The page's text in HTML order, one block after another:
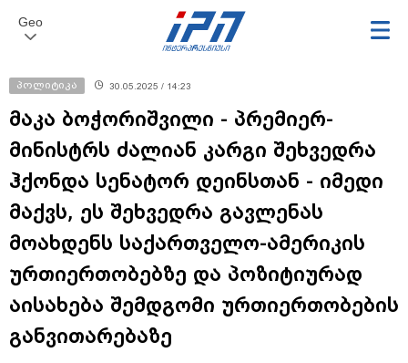
Geo
პოლიტიკა 30.05.2025 / 14:23
მაკა ბოჭორიშვილი - პრემიერ-
მინისტრს ძალიან კარგი შეხვედრა
ჰქონდა სენატორ დეინსთან - იმედი
მაქვს, ეს შეხვედრა გავლენას
მოახდენს საქართველო-ამერიკის
ურთიერთობებზე და პოზიტიურად
აისახება შემდგომი ურთიერთობების
განვითარებაზე